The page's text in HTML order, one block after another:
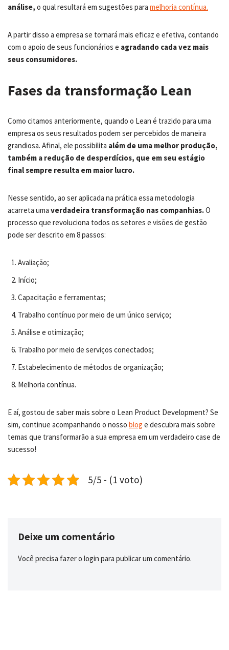
análise, o qual resultará em sugestões para melhoria contínua.
A partir disso a empresa se tornará mais eficaz e efetiva, contando
com o apoio de seus funcionários e agradando cada vez mais
seus consumidores.
Fases da transformação Lean
Como citamos anteriormente, quando o Lean é trazido para uma
empresa os seus resultados podem ser percebidos de maneira
grandiosa. Afinal, ele possibilita além de uma melhor produção,
também a redução de desperdícios, que em seu estágio
final sempre resulta em maior lucro.
Nesse sentido, ao ser aplicada na prática essa metodologia
acarreta uma verdadeira transformação nas companhias.O
processo que revoluciona todos os setores e visões de gestão
pode ser descrito em 8 passos:
Avaliação;
Início;
Capacitação e ferramentas;
Trabalho contínuo por meio de um único serviço;
Análise e otimização;
Trabalho por meio de serviços conectados;
Estabelecimento de métodos de organização;
Melhoria contínua.
E aí, gostou de saber mais sobre o Lean Product Development? Se
sim, continue acompanhando o nosso blog e descubra mais sobre
temas que transformarão a sua empresa em um verdadeiro case de
sucesso!
5/5 - (1 voto)
Deixe um comentário
Você precisa fazer o login para publicar um comentário.